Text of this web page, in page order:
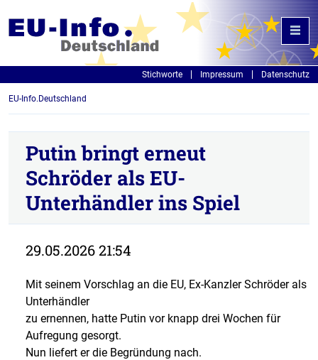
Stichworte Impressum Datenschutz
EU-Info.Deutschland
Putin bringt erneut
Schröder als EU-
Unterhändler ins Spiel
29.05.2026 21:54
Mit seinem Vorschlag an die EU, Ex-Kanzler Schröder als
Unterhändler
zu ernennen, hatte Putin vor knapp drei Wochen für
Aufregung gesorgt.
Nun liefert er die Begründung nach.